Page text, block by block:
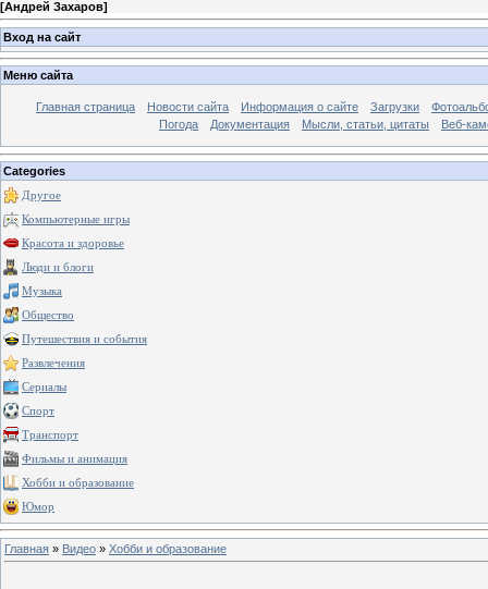
[Андрей Захаров]
Вход на сайт
Меню сайта
Главная страница Новости сайта Информация о сайте Загрузки
Погода
Документация Мысли, статьи, цитаты Веб-
Categories
Другое
Компьютерные игры
Красота и здоровье
Люди и блоги
Музыка
Общество
Путешествия и события
Развлечения
Сериалы
Спорт
Транспорт
Фильмы и анимация
Хобби и образование
Юмор
Главная » Видео » Хобби и образование